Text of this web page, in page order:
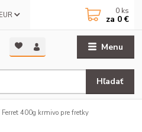
Menu
EUR
Hľadať
0 ks
za 0 €
Ferret 400g krmivo pre fretky